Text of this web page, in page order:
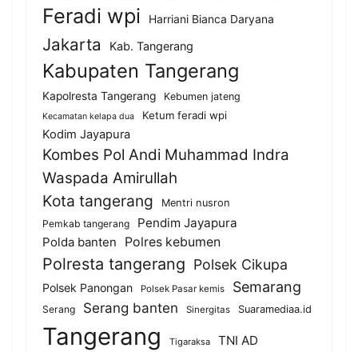
Feradi wpi Harriani Bianca Daryana
Jakarta Kab. Tangerang
Kabupaten Tangerang
Kapolresta Tangerang Kebumen jateng
Kecamatan kelapa dua Ketum feradi wpi
Kodim Jayapura
Kombes Pol Andi Muhammad Indra
Waspada Amirullah
Kota tangerang
Mentri nusron
Pemkab tangerang
Pendim Jayapura
Polda banten
Polres kebumen
Polresta tangerang Polsek Cikupa
Polsek Panongan Polsek Pasar kemis Semarang
Serang Serang banten Sinergitas Suaramediaa.id
Tangerang Tigaraksa
TNI AD